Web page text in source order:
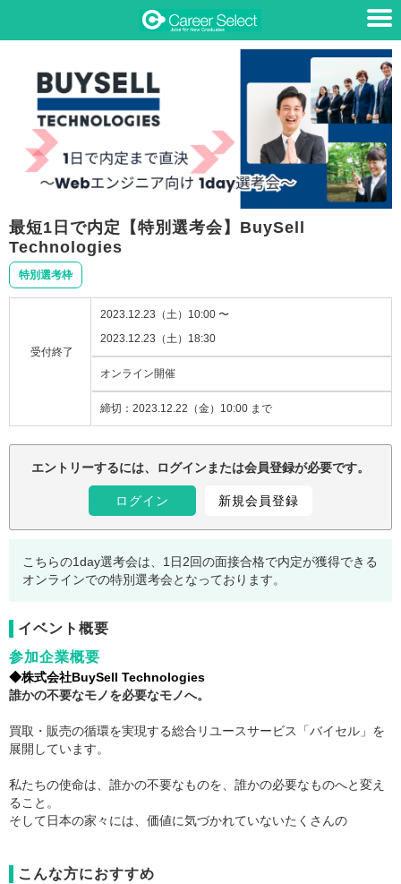
最短1日で内定【特別選考会】BuySell
Technologies
特別選考枠
受付終了
2023.12.23（土）10:00 〜
2023.12.23（土）18:30
オンライン開催
締切： 2023.12.22（金）10:00 まで
注意事項：
エントリーするには、ログインまたは会員登録が必要です。
ログイン 新規会員登録
こちらの1day選考会は、1日2回の面接合格で内定が獲得できる
オンラインでの特別選考会となっております。
イベント概要
参加企業概要
◆株式会社BuySell Technologies
誰かの不要なモノを必要なモノへ。
買取・販売の循環を実現する総合リユースサービス「バイセル」を
展開しています。
私たちの使命は、誰かの不要なものを、誰かの必要なものへと変え
ること。
そして日本の家々には、価値に気づかれていないたくさんの
こんな方におすすめ